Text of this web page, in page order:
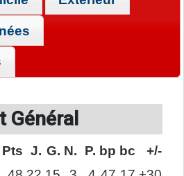
Général
Pts J. G. N. P. bp bc
+/-